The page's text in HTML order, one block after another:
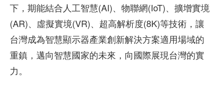
下，期能結合人工智慧(AI)、物聯網(IoT)、擴增實境
(AR)、虛擬實境(VR)、超高解析度(8K)等技術，讓
台灣成為智慧顯示器產業創新解決方案適用場域的
重鎮，邁向智慧國家的未來，向國際展現台灣的實
力。